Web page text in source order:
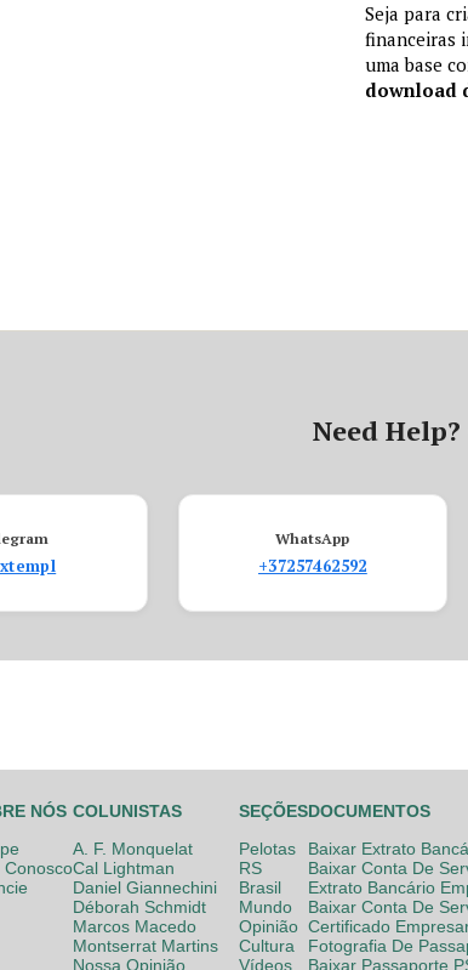
Seja para
financeiras
uma base
download
Need
WhatsApp
+37257462592
NÓS
Conosco
COLUNISTAS
A. F. Monquelat
Cal Lightman
Daniel Giannechini
Déborah Schmidt
Marcos Macedo
Montserrat Martins
Nossa Opinião
SEÇÕES
Pelotas
RS
Brasil
Mundo
Opinião
Cultura
Vídeos
DOCUMENTOS
Baixar Extrato
Baixar Conta De
Extrato Bancário
Baixar Conta De
Certificado
Fotografia De
Baixar Passaporte